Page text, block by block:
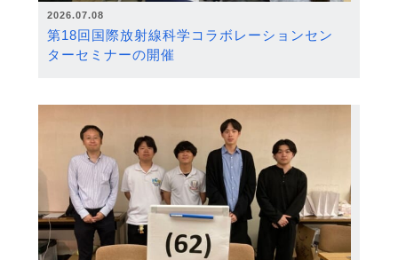
2026.07.08
第18回国際放射線科学コラボレーションセン
ターセミナーの開催